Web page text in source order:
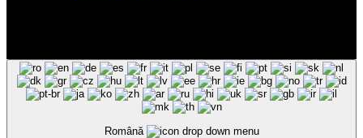
Română